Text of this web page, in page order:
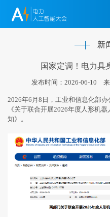
新
国家定调！电力具
发布时间：2026-06-10
2026年6月8日，工业和信息化部
《关于联合开展2026年度人形机
知》。